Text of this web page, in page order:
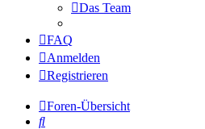
Das Team
FAQ
Anmelden
Registrieren
Foren-Übersicht
Suche